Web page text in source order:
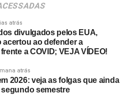
atrás
divulgados pelos EUA,
acertou ao defender a
a COVID; VEJA VÍDEO!
atrás
2026: veja as folgas que ainda
segundo semestre